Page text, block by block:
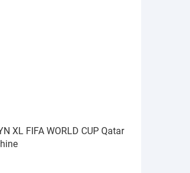
XL FIFA WORLD CUP Qatar